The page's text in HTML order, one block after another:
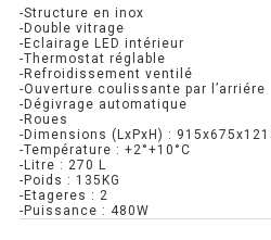
RÉFRIGÉRATEUR
CONGÉLATEUR
CONGÉLATEUR VITRÉ
CONGÉLATEURS HORIZONTAUX
-Structure en inox
-Double vitrage
-Eclairage LED intérieur
-Thermostat réglable
-Refroidissement ventilé
-Ouverture coulissante par l’arriére
-Dégivrage automatique
-Roues
-Dimensions (LxPxH) :
-Température : +2°+10°C
-Litre : 270 L
-Poids : 135KG
-Etageres : 2
-Puissance : 480W